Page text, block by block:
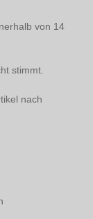
von 14
stimmt.
nach